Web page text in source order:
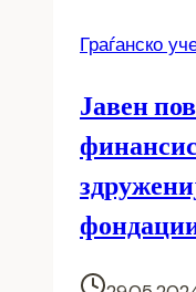
Граѓанско
Јавен